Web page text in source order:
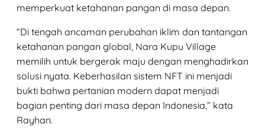
memperkuat ketahanan pangan di masa depan.
“Di tengah ancaman perubahan iklim dan tantangan
ketahanan pangan global, Nara Kupu Village
memilih untuk bergerak maju dengan menghadirkan
solusi nyata. Keberhasilan sistem NFT ini menjadi
bukti bahwa pertanian modern dapat menjadi
bagian penting dari masa depan Indonesia,” kata
Rayhan.